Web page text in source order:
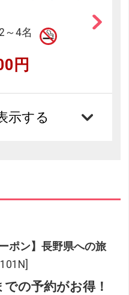
2～4名
円
示する
ポン】長野県への旅
での予約がお得！